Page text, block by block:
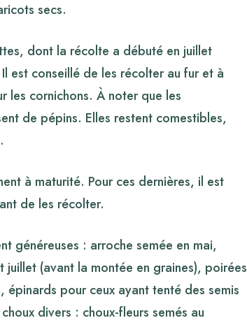
secs.
dont la récolte a débuté en juillet
est conseillé de les récolter au fur et à
les cornichons. À noter que les
de pépins. Elles restent comestibles,
à maturité. Pour ces dernières, il est
de les récolter.
généreuses : arroche semée en mai,
juillet (avant la montée en graines), poirées
pour ceux ayant tenté des semis
divers : choux-fleurs semés au